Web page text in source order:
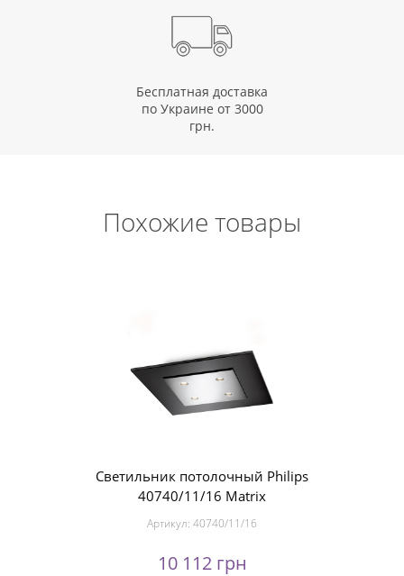
Бесплатная доставка
по Украине от 3000
грн.
Похожие товары
Светильник потолочный Philips
40740/11/16 Matrix
Артикул: 40740/11/16
10 112 грн